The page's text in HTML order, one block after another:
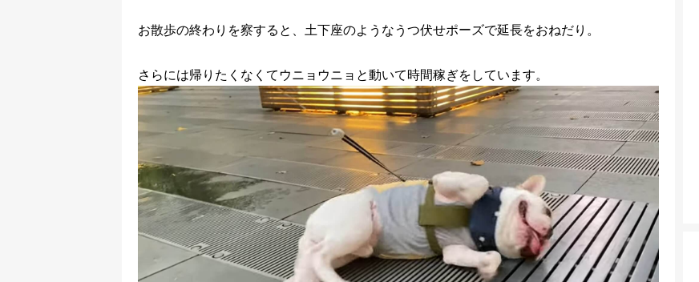
お散歩の終わりを察すると、土下座のようなうつ伏せポーズで延長をおねだり。
さらには帰りたくなくてウニョウニョと動いて時間稼ぎをしています。